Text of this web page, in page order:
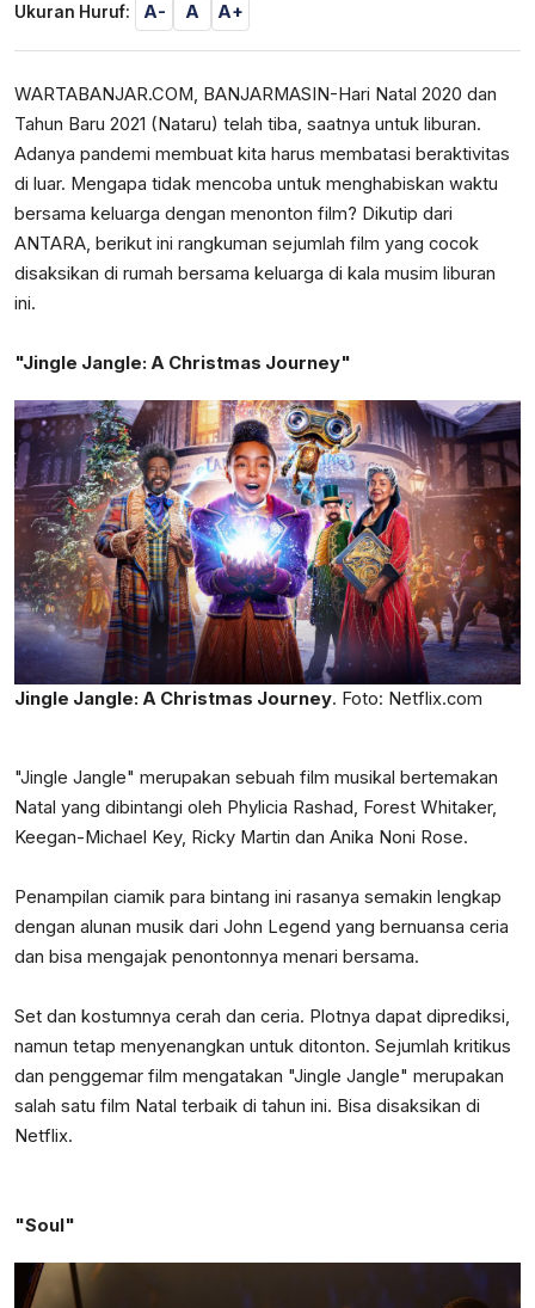
Ukuran Huruf: A- A A+
WARTABANJAR.COM, BANJARMASIN-Hari Natal 2020 dan
Tahun Baru 2021 (Nataru) telah tiba, saatnya untuk liburan.
Adanya pandemi membuat kita harus membatasi beraktivitas
di luar. Mengapa tidak mencoba untuk menghabiskan waktu
bersama keluarga dengan menonton film? Dikutip dari
ANTARA, berikut ini rangkuman sejumlah film yang cocok
disaksikan di rumah bersama keluarga di kala musim liburan
ini.
"Jingle Jangle: A Christmas Journey"
Jingle Jangle: A Christmas Journey. Foto: Netflix.com
"Jingle Jangle" merupakan sebuah film musikal bertemakan
Natal yang dibintangi oleh Phylicia Rashad, Forest Whitaker,
Keegan-Michael Key, Ricky Martin dan Anika Noni Rose.
Penampilan ciamik para bintang ini rasanya semakin lengkap
dengan alunan musik dari John Legend yang bernuansa ceria
dan bisa mengajak penontonnya menari bersama.
Set dan kostumnya cerah dan ceria. Plotnya dapat diprediksi,
namun tetap menyenangkan untuk ditonton. Sejumlah kritikus
dan penggemar film mengatakan "Jingle Jangle" merupakan
salah satu film Natal terbaik di tahun ini. Bisa disaksikan di
Netflix.
"Soul"